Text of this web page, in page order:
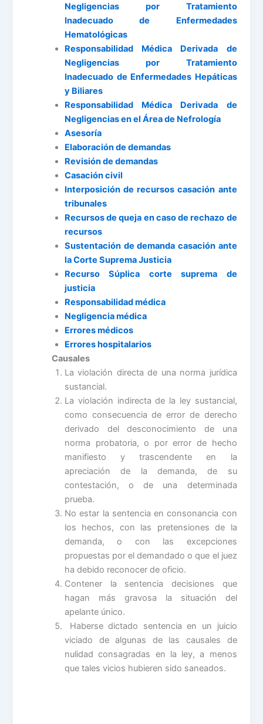
Negligencias por Tratamiento
Inadecuado de Enfermedades
Hematológicas
Responsabilidad Médica Derivada de
Negligencias por Tratamiento
Inadecuado de Enfermedades Hepáticas
y Biliares
Responsabilidad Médica Derivada de
Negligencias en el Área de Nefrología
Asesoría
Elaboración de demandas
Revisión de demandas
Casación civil
Interposición de recursos casación ante
tribunales
Recursos de queja en caso de rechazo de
recursos
Sustentación de demanda casación ante
la Corte Suprema Justicia
Recurso Súplica corte suprema de
justicia
Responsabilidad médica
Negligencia médica
Errores médicos
Errores hospitalarios
Causales
La violación directa de una norma jurídica
sustancial.
La violación indirecta de la ley sustancial,
como consecuencia de error de derecho
derivado del desconocimiento de una
norma probatoria, o por error de hecho
manifiesto y trascendente en la
apreciación de la demanda, de su
contestación, o de una determinada
prueba.
No estar la sentencia en consonancia con
los hechos, con las pretensiones de la
demanda, o con las excepciones
propuestas por el demandado o que el juez
ha debido reconocer de oficio.
Contener la sentencia decisiones que
hagan más gravosa la situación del
apelante único.
Haberse dictado sentencia en un juicio
viciado de algunas de las causales de
nulidad consagradas en la ley, a menos
que tales vicios hubieren sido saneados.